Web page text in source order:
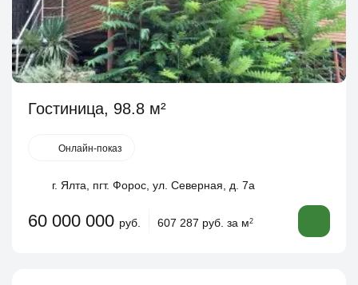
Гостиница, 98.8 м²
Онлайн-показ
г. Ялта, пгт. Форос, ул. Северная, д. 7а
60 000 000 руб. 607 287 руб. за м2